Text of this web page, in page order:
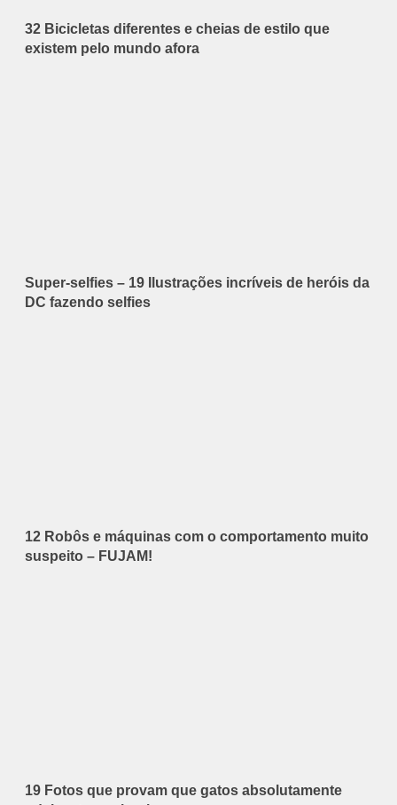
32 Bicicletas diferentes e cheias de estilo que
existem pelo mundo afora
Super-selfies – 19 Ilustrações incríveis de heróis da
DC fazendo selfies
12 Robôs e máquinas com o comportamento muito
suspeito – FUJAM!
19 Fotos que provam que gatos absolutamente